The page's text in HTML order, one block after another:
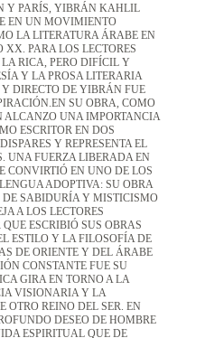
Y PARÍS, YIBRÁN KAHLIL
EN UN MOVIMIENTO
LA LITERATURA ÁRABE EN
PARA LOS LECTORES
RICA, PERO DIFÍCIL Y
Y LA PROSA LITERARIA
DIRECTO DE YIBRÁN FUE
SU OBRA, COMO
ALCANZO UNA IMPORTANCIA
ESCRITOR EN DOS
Y REPRESENTA EL
UNA FUERZA LIBERADA EN
CONVIRTIÓ EN UNO DE LOS
ADOPTIVA: SU OBRA
SABIDURÍA Y MISTICISMO
A LOS LECTORES
ESCRIBIÓ SUS OBRAS
ESTILO Y LA FILOSOFÍA DE
DE ORIENTE Y DEL ÁRABE
CONSTANTE FUE SU
GIRA EN TORNO A LA
VISIONARIA Y LA
OTRO REINO DEL SER. EN
DESEO DE HOMBRE
ESPIRITUAL QUE DE